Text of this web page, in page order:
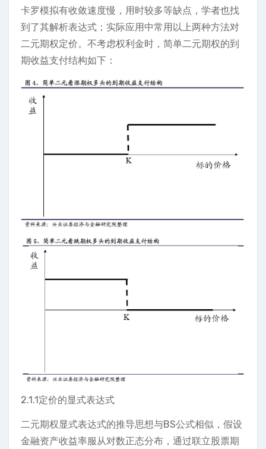
卡罗模拟有收敛速度慢，用时较多等缺点，学者也找
到了其解析表达式；实际应用中常用以上两种方法对
二元期权定价。不考虑权利金时，简单二元期权的到
期收益支付结构如下：
2.1.1定价的显式表达式
二元期权显式表达式的推导思想与BS公式相似，假设
金融资产收益率服从对数正态分布，通过联立股票期